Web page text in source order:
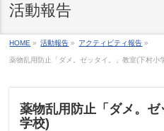
活動報告
HOME » 活動報告 » アクティビティ報告 »
薬物乱用防止「ダメ。ゼッタイ。」教室(下村小
薬物乱用防止「ダメ。
学校)